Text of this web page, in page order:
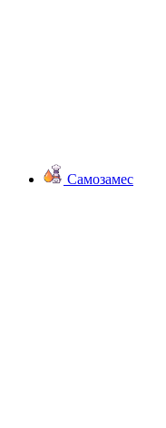
Самозамес